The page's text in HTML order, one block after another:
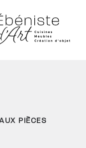
RÉALISATIONS
PIÈCES